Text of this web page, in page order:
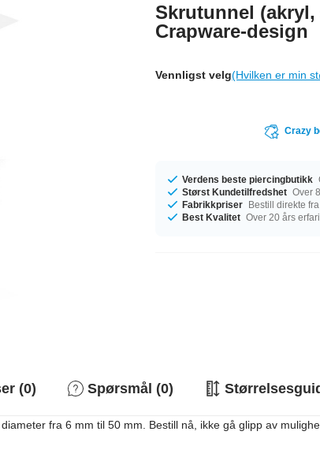
Skrutunnel (akryl,
Crapware-design
Vennligst velg(Hvilken er min
Crazy
Verdens beste piercingbutikk
Størst Kundetilfredshet Over
Fabrikkpriser Bestill direkte
Best Kvalitet Over 20 års
(0) Spørsmål (0)
fra 6 mm til 50 mm. Bestill nå, ikke gå glipp av